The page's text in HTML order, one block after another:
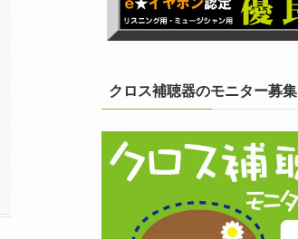
クロス補聴器のモニター募集